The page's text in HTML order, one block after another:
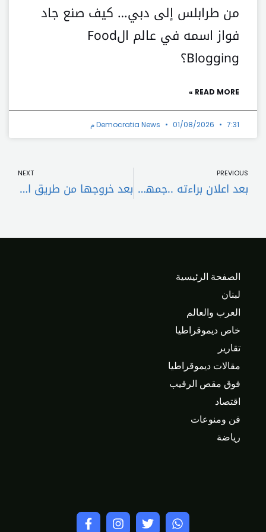
من طرابلس إلى دبي… كيف صنع جاد
فواز اسمه في عالم الFood
Blogging؟
READ MORE »
Democratia News 01/08/2026 7:31 م
PREVIOUS
بعد اعلان براءته ..جمهور ميقاتي: آدمي ورجل دولة..
NEXT
بعد خروجها من طريق الحرير وممرّ الهند عبد الغني كبارة: طرابلس ضحيّة عدم الاستقرار في لبنان!
الصفحة الرئيسية
لبنان
العرب والعالم
خاص ديموقراطيا
تقارير
مقالات ديموقراطيا
فوق مقص الرقيب
اقتصاد
فن ومنوعات
رياضة